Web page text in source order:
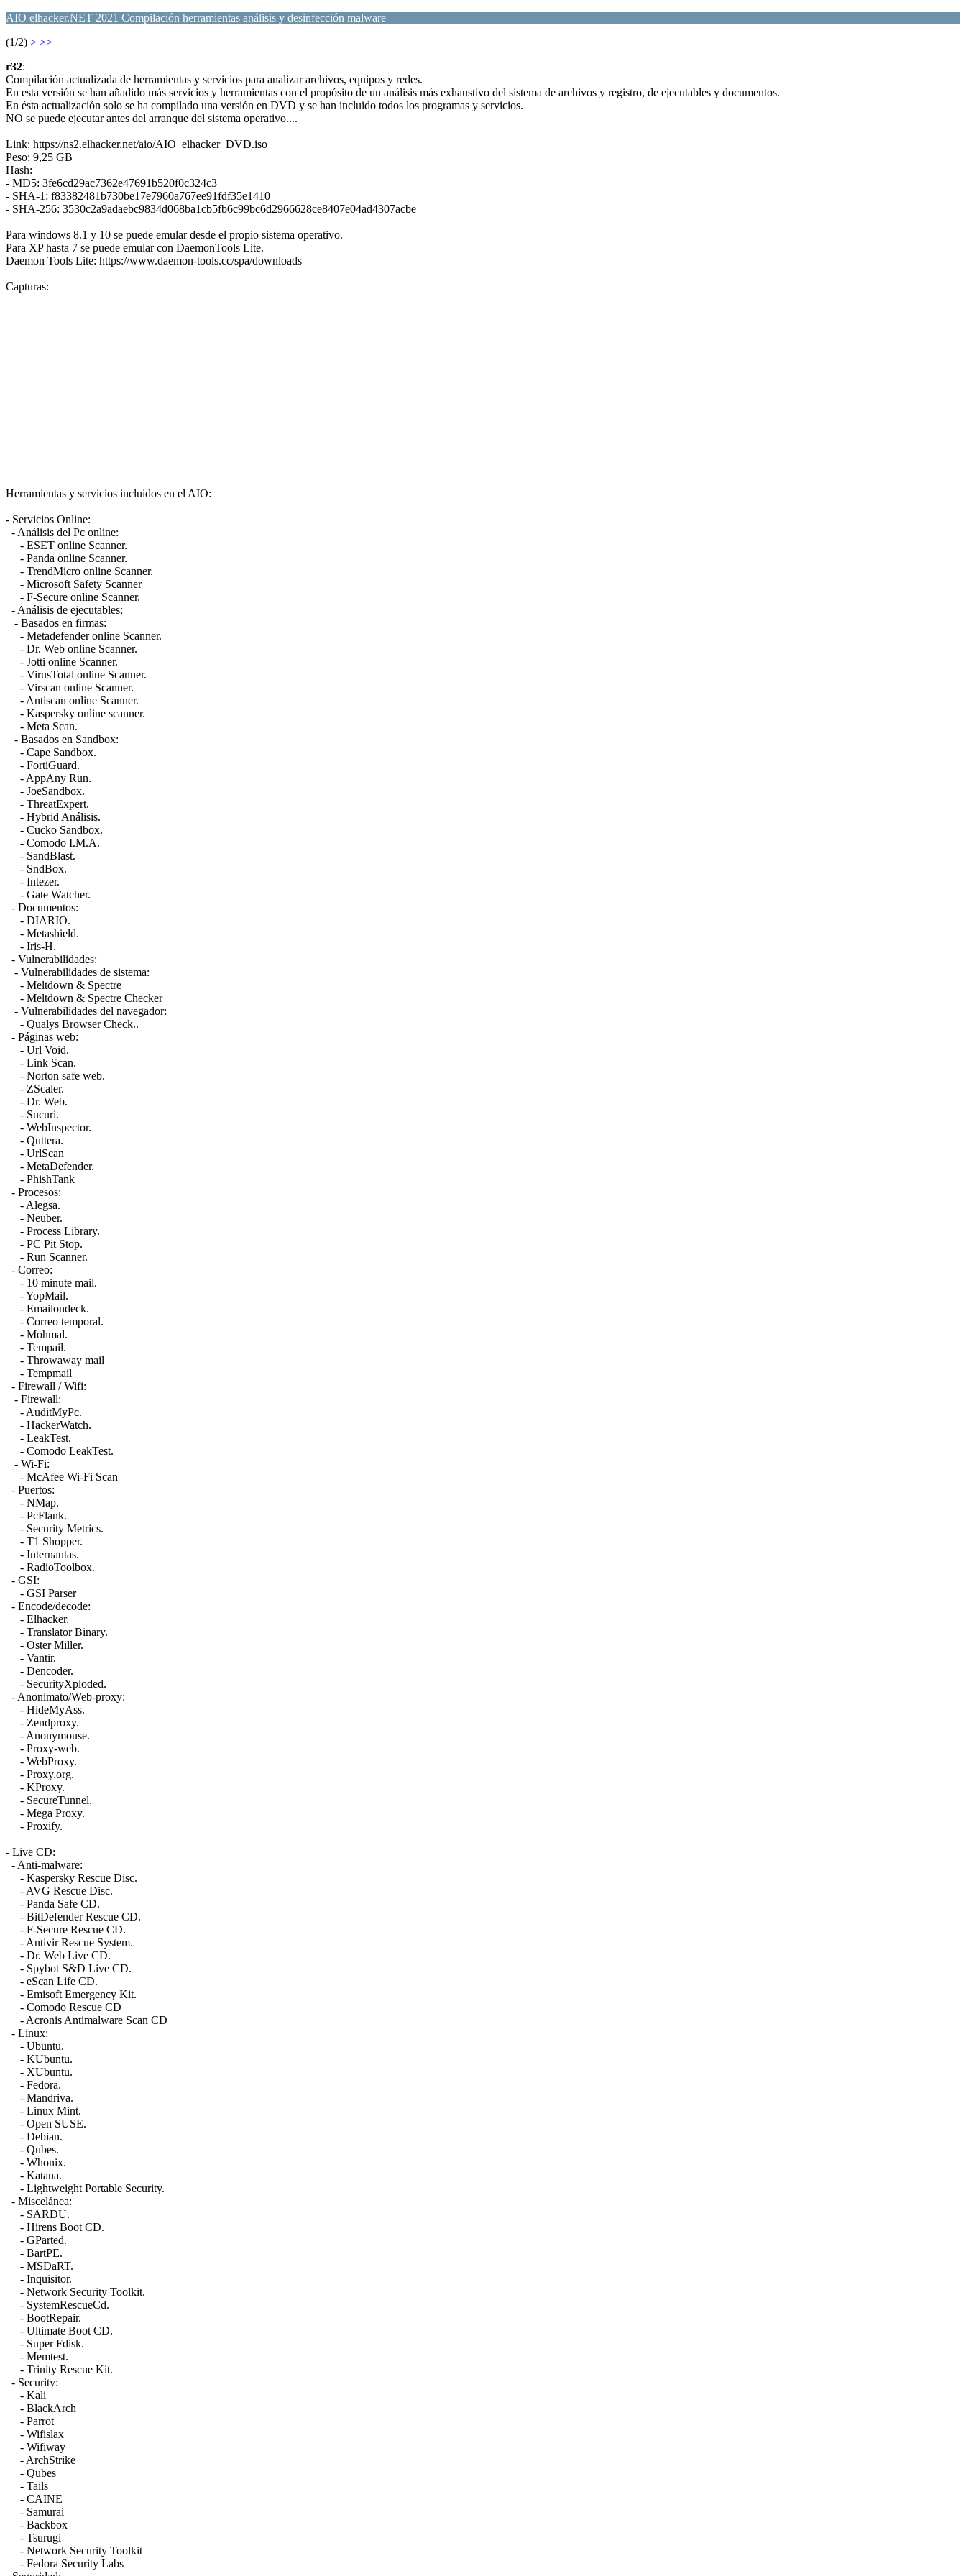
AIO elhacker.NET 2021 Compilación herramientas análisis y desinfección malware
(1/2) > >>
r32:
Compilación actualizada de herramientas y servicios para analizar archivos, equipos y redes.
En esta versión se han añadido más servicios y herramientas con el propósito de un análisis más exhaustivo del sistema de archivos y registro, de ejecutables y documentos.
En ésta actualización solo se ha compilado una versión en DVD y se han incluido todos los programas y servicios.
NO se puede ejecutar antes del arranque del sistema operativo....
Link: https://ns2.elhacker.net/aio/AIO_elhacker_DVD.iso
Peso: 9,25 GB
Hash:
- MD5: 3fe6cd29ac7362e47691b520f0c324c3
- SHA-1: f83382481b730be17e7960a767ee91fdf35e1410
- SHA-256: 3530c2a9adaebc9834d068ba1cb5fb6c99bc6d2966628ce8407e04ad4307acbe
Para windows 8.1 y 10 se puede emular desde el propio sistema operativo.
Para XP hasta 7 se puede emular con DaemonTools Lite.
Daemon Tools Lite: https://www.daemon-tools.cc/spa/downloads
Capturas:
Herramientas y servicios incluidos en el AIO:
- Servicios Online:
- Análisis del Pc online:
- ESET online Scanner.
- Panda online Scanner.
- TrendMicro online Scanner.
- Microsoft Safety Scanner
- F-Secure online Scanner.
- Análisis de ejecutables:
- Basados en firmas:
- Metadefender online Scanner.
- Dr. Web online Scanner.
- Jotti online Scanner.
- VirusTotal online Scanner.
- Virscan online Scanner.
- Antiscan online Scanner.
- Kaspersky online scanner.
- Meta Scan.
- Basados en Sandbox:
- Cape Sandbox.
- FortiGuard.
- AppAny Run.
- JoeSandbox.
- ThreatExpert.
- Hybrid Análisis.
- Cucko Sandbox.
- Comodo I.M.A.
- SandBlast.
- SndBox.
- Intezer.
- Gate Watcher.
- Documentos:
- DIARIO.
- Metashield.
- Iris-H.
- Vulnerabilidades:
- Vulnerabilidades de sistema:
- Meltdown & Spectre
- Meltdown & Spectre Checker
- Vulnerabilidades del navegador:
- Qualys Browser Check..
- Páginas web:
- Url Void.
- Link Scan.
- Norton safe web.
- ZScaler.
- Dr. Web.
- Sucuri.
- WebInspector.
- Quttera.
- UrlScan
- MetaDefender.
- PhishTank
- Procesos:
- Alegsa.
- Neuber.
- Process Library.
- PC Pit Stop.
- Run Scanner.
- Correo:
- 10 minute mail.
- YopMail.
- Emailondeck.
- Correo temporal.
- Mohmal.
- Tempail.
- Throwaway mail
- Tempmail
- Firewall / Wifi:
- Firewall:
- AuditMyPc.
- HackerWatch.
- LeakTest.
- Comodo LeakTest.
- Wi-Fi:
- McAfee Wi-Fi Scan
- Puertos:
- NMap.
- PcFlank.
- Security Metrics.
- T1 Shopper.
- Internautas.
- RadioToolbox.
- GSI:
- GSI Parser
- Encode/decode:
- Elhacker.
- Translator Binary.
- Oster Miller.
- Vantir.
- Dencoder.
- SecurityXploded.
- Anonimato/Web-proxy:
- HideMyAss.
- Zendproxy.
- Anonymouse.
- Proxy-web.
- WebProxy.
- Proxy.org.
- KProxy.
- SecureTunnel.
- Mega Proxy.
- Proxify.
- Live CD:
- Anti-malware:
- Kaspersky Rescue Disc.
- AVG Rescue Disc.
- Panda Safe CD.
- BitDefender Rescue CD.
- F-Secure Rescue CD.
- Antivir Rescue System.
- Dr. Web Live CD.
- Spybot S&D Live CD.
- eScan Life CD.
- Emisoft Emergency Kit.
- Comodo Rescue CD
- Acronis Antimalware Scan CD
- Linux:
- Ubuntu.
- KUbuntu.
- XUbuntu.
- Fedora.
- Mandriva.
- Linux Mint.
- Open SUSE.
- Debian.
- Qubes.
- Whonix.
- Katana.
- Lightweight Portable Security.
- Miscelánea:
- SARDU.
- Hirens Boot CD.
- GParted.
- BartPE.
- MSDaRT.
- Inquisitor.
- Network Security Toolkit.
- SystemRescueCd.
- BootRepair.
- Ultimate Boot CD.
- Super Fdisk.
- Memtest.
- Trinity Rescue Kit.
- Security:
- Kali
- BlackArch
- Parrot
- Wifislax
- Wifiway
- ArchStrike
- Qubes
- Tails
- CAINE
- Samurai
- Backbox
- Tsurugi
- Network Security Toolkit
- Fedora Security Labs